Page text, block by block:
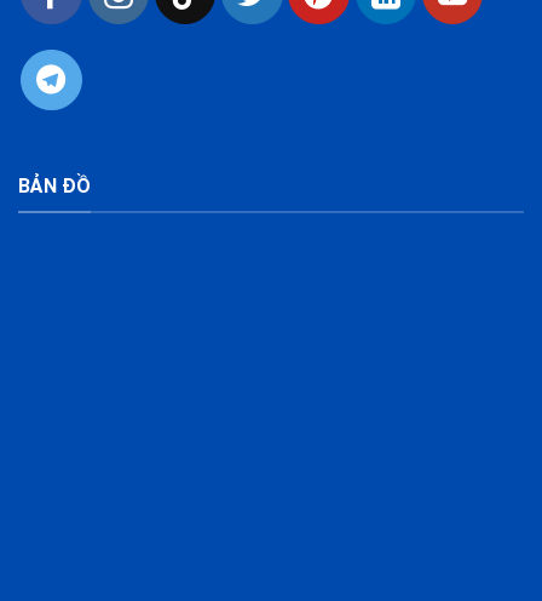
BẢN ĐỒ